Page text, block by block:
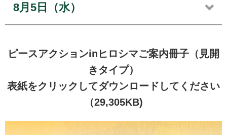
8月5日（水）
ピースアクションinヒロシマご案内冊子（見開
きタイプ）
表紙をクリックしてダウンロードしてください
（29,305KB)